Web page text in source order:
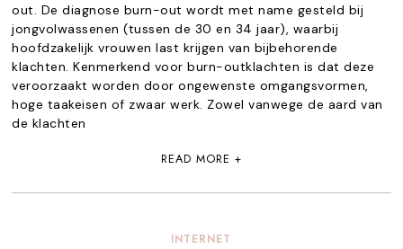
out. De diagnose burn-out wordt met name gesteld bij
jongvolwassenen (tussen de 30 en 34 jaar), waarbij
hoofdzakelijk vrouwen last krijgen van bijbehorende
klachten. Kenmerkend voor burn-outklachten is dat deze
veroorzaakt worden door ongewenste omgangsvormen,
hoge taakeisen of zwaar werk. Zowel vanwege de aard van
de klachten
READ MORE +
INTERNET